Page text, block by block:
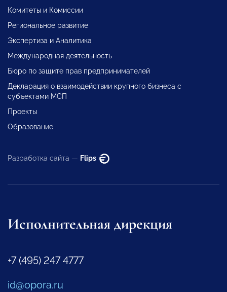
Комитеты и Комиссии
Региональное развитие
Экспертиза и Аналитика
Международная деятельность
Бюро по защите прав предпринимателей
Декларация о взаимодействии крупного бизнеса с
субъектами МСП
Проекты
Образование
Разработка сайта — Flips
Исполнительная дирекция
+7 (495) 247 4777
id@opora.ru